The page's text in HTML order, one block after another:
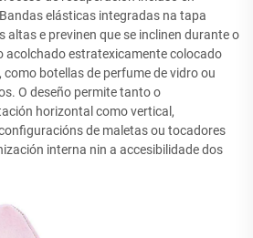
elásticas integradas na tapa
altas e previnen que se inclinen durante o
acolchado estratexicamente colocado
botellas de perfume de vidro ou
O deseño permite tanto o
horizontal como vertical,
de maletas ou tocadores
interna nin a accesibilidade dos